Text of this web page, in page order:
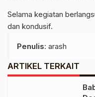
Selama kegiatan
dan kondusif.
Penulis: arash
ARTIKEL TERKAIT